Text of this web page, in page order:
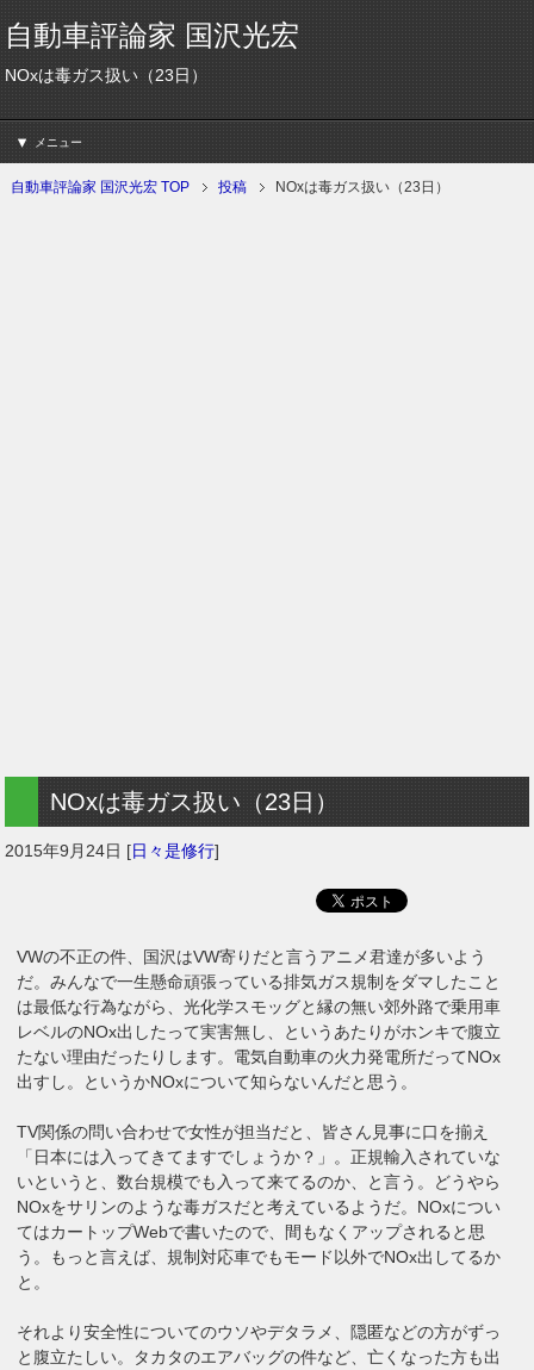
自動車評論家 国沢光宏
NOxは毒ガス扱い（23日）
メニュー
自動車評論家 国沢光宏 TOP 投稿 NOxは毒ガス扱い（23日）
NOxは毒ガス扱い（23日）
2015年9月24日 [日々是修行]
VWの不正の件、国沢はVW寄りだと言うアニメ君達が多いよう
だ。みんなで一生懸命頑張っている排気ガス規制をダマしたこと
は最低な行為ながら、光化学スモッグと縁の無い郊外路で乗用車
レベルのNOx出したって実害無し、というあたりがホンキで腹立
たない理由だったりします。電気自動車の火力発電所だってNOx
出すし。というかNOxについて知らないんだと思う。
TV関係の問い合わせで女性が担当だと、皆さん見事に口を揃え
「日本には入ってきてますでしょうか？」。正規輸入されていな
いというと、数台規模でも入って来てるのか、と言う。どうやら
NOxをサリンのような毒ガスだと考えているようだ。NOxについ
てはカートップWebで書いたので、間もなくアップされると思
う。もっと言えば、規制対応車でもモード以外でNOx出してるか
と。
それより安全性についてのウソやデタラメ、隠匿などの方がずっ
と腹立たしい。タカタのエアバッグの件など、亡くなった方も出